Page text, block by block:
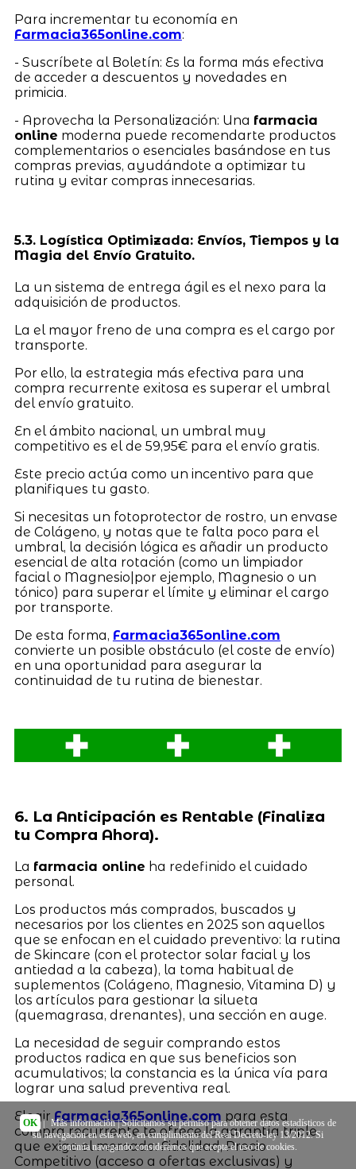
Para incrementar tu economía en
Farmacia365online.com:
- Suscríbete al Boletín: Es la forma más efectiva
de acceder a descuentos y novedades en
primicia.
- Aprovecha la Personalización: Una farmacia
online moderna puede recomendarte productos
complementarios o esenciales basándose en tus
compras previas, ayudándote a optimizar tu
rutina y evitar compras innecesarias.
5.3. Logística Optimizada: Envíos, Tiempos y la
Magia del Envío Gratuito.
La un sistema de entrega ágil es el nexo para la
adquisición de productos.
La el mayor freno de una compra es el cargo por
transporte.
Por ello, la estrategia más efectiva para una
compra recurrente exitosa es superar el umbral
del envío gratuito.
En el ámbito nacional, un umbral muy
competitivo es el de 59,95€ para el envío gratis.
Este precio actúa como un incentivo para que
planifiques tu gasto.
Si necesitas un fotoprotector de rostro, un envase
de Colágeno, y notas que te falta poco para el
umbral, la decisión lógica es añadir un producto
esencial de alta rotación (como un limpiador
facial o Magnesio|por ejemplo, Magnesio o un
tónico) para superar el límite y eliminar el cargo
por transporte.
De esta forma, Farmacia365online.com
convierte un posible obstáculo (el coste de envío)
en una oportunidad para asegurar la
continuidad de tu rutina de bienestar.
6. La Anticipación es Rentable (Finaliza
tu Compra Ahora).
La farmacia online ha redefinido el cuidado
personal.
Los productos más comprados, buscados y
necesarios por los clientes en 2025 son aquellos
que se enfocan en el cuidado preventivo: la rutina
de Skincare (con el protector solar facial y los
antiedad a la cabeza), la toma habitual de
suplementos (Colágeno, Magnesio, Vitamina D) y
los artículos para gestionar la silueta
(quemagrasa, drenantes), una sección en auge.
La necesidad de seguir comprando estos
productos radica en que sus beneficios son
acumulativos; la constancia es la única vía para
lograr una salud preventiva real.
ElegirFarmacia365online.com para esta
compra recurrente te ofrece la garantía triple
que exige el mercado: Fidelidad, Precio
Competitivo (acceso a ofertas exclusivas) y
OK | Más información| Solicitamos su permiso para obtener datos estadísticos de
su navegación en esta web, en cumplimiento del Real Decreto-ley 13/2012. Si
continúa navegando consideramos que acepta el uso de cookies.